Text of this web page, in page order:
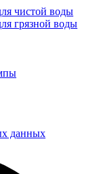
чистой воды
грязной воды
данных